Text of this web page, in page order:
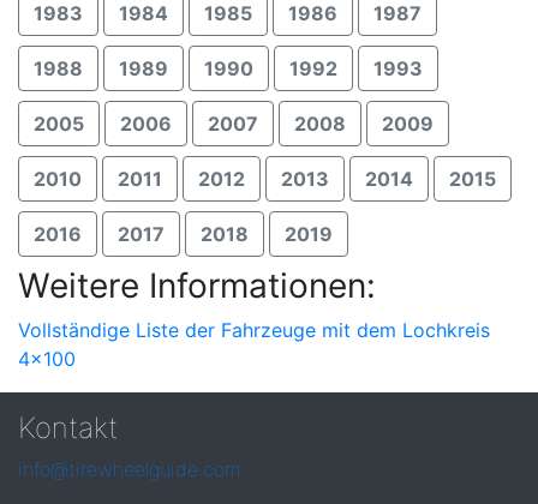
1983 1984 1985 1986 1987
1988 1989 1990 1992 1993
2005 2006 2007 2008 2009
2010 2011 2012 2013 2014 2015
2016 2017 2018 2019
Weitere Informationen:
Vollständige Liste der Fahrzeuge mit dem Lochkreis
4x100
Kontakt
info@tirewheelguide.com